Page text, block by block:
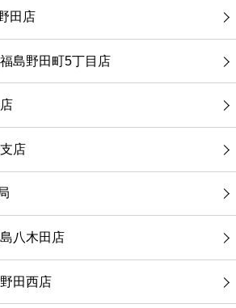
田店
島野田町5丁目店
店
八木田店
田西店